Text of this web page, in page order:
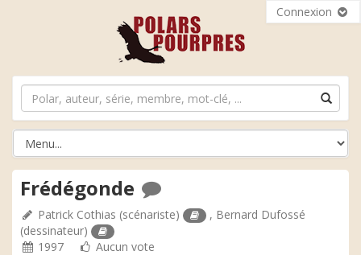
Connexion
Frédégonde
Patrick Cothias (scénariste) , Bernard Dufossé
(dessinateur)
1997
Aucun vote